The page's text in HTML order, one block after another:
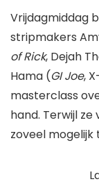
Vrijdagmiddag
stripmakers
of Rick, Dejah
Hama (GI Joe,
masterclass
hand. Terwijl ze
zoveel mogelijk